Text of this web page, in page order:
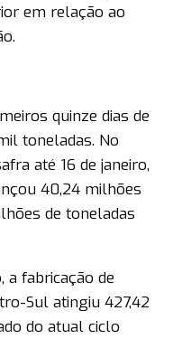
em relação ao
quinze dias de
toneladas. No
até 16 de janeiro,
40,24 milhões
de toneladas
a fabricação de
Sul atingiu 427,42
do atual ciclo